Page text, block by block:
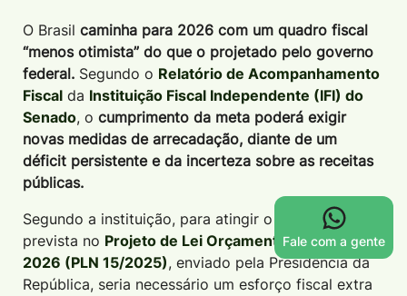
O Brasil caminha para 2026 com um quadro fiscal
“menos otimista” do que o projetado pelo governo
federal. Segundo o Relatório de Acompanhamento
Fiscal da Instituição Fiscal Independente (IFI) do
Senado, o cumprimento da meta poderá exigir
novas medidas de arrecadação, diante de um
déficit persistente e da incerteza sobre as receitas
públicas.
Segundo a instituição, para atingir o centro da meta
prevista no Projeto de Lei Orçamentária Anual de
2026 (PLN 15/2025), enviado pela Presidência da
República, seria necessário um esforço fiscal extra
Fale com a gente